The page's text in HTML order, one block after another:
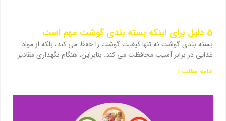
5 دلیل برای اینکه بسته بندی گوشت مهم است
بسته بندی گوشت نه تنها کیفیت گوشت را حفظ می کند، بلکه از مواد
غذایی در برابر آسیب محافظت می کند. بنابراین، هنگام نگهداری مقادیر
ادامه مطلب »